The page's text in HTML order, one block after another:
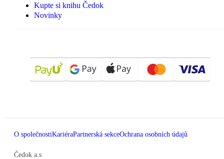
Kupte si knihu Čedok
Novinky
O společnostiKariéraPartnerská sekceOchrana osobních údajů
Čedok a.s